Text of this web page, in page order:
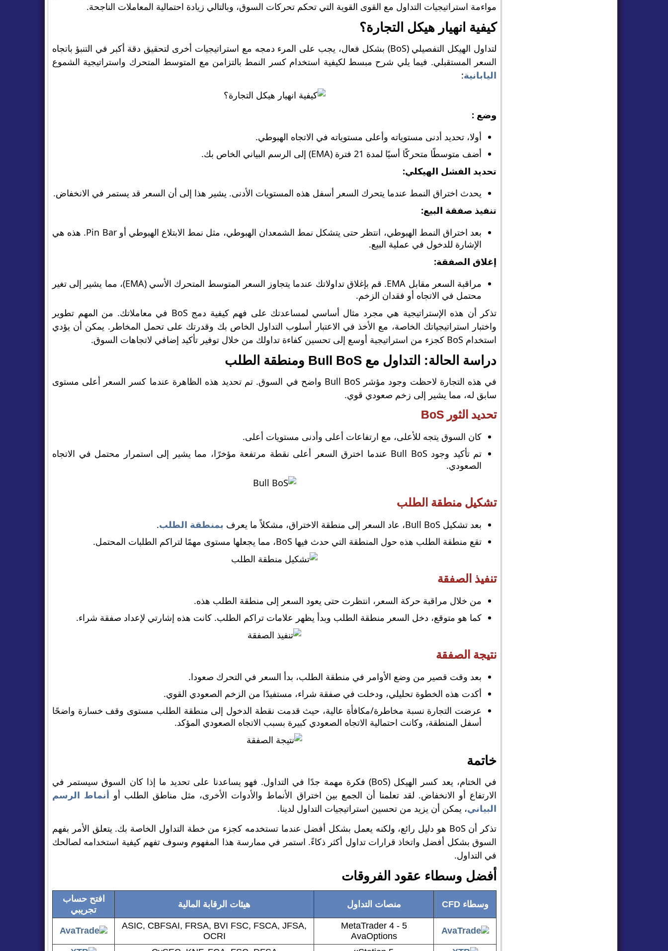
مواءمة استراتيجيات التداول مع القوى القوية التي تحكم تحركات السوق، وبالتالي زيادة احتمالية المعاملات الناجحة.
كيفية انهيار هيكل التجارة؟
لتداول الهيكل التفصيلي (BoS) بشكل فعال، يجب على المرء دمجه مع استراتيجيات أخرى لتحقيق دقة أكبر في التنبؤ باتجاه
السعر المستقبلي. فيما يلي شرح مبسط لكيفية استخدام كسر النمط بالتزامن مع المتوسط ​​المتحرك واستراتيجية الشموع
اليابانية:
وضع :
أولا، تحديد أدنى مستوياته وأعلى مستوياته في الاتجاه الهبوطي.
أضف متوسطًا متحركًا أسيًا لمدة 21 فترة (EMA) إلى الرسم البياني الخاص بك.
تحديد الفشل الهيكلي:
يحدث اختراق النمط عندما يتحرك السعر أسفل هذه المستويات الأدنى. يشير هذا إلى أن السعر قد يستمر في الانخفاض.
تنفيذ صفقة البيع:
بعد اختراق النمط الهبوطي، انتظر حتى يتشكل نمط الشمعدان الهبوطي، مثل نمط الابتلاع الهبوطي أو Pin Bar. هذه هي
الإشارة للدخول في عملية البيع.
إغلاق الصفقة:
مراقبة السعر مقابل EMA. قم بإغلاق تداولاتك عندما يتجاوز السعر المتوسط ​​المتحرك الأسي (EMA)، مما يشير إلى تغير
محتمل في الاتجاه أو فقدان الزخم.
تذكر أن هذه الإستراتيجية هي مجرد مثال أساسي لمساعدتك على فهم كيفية دمج BoS في معاملاتك. من المهم تطوير
واختبار استراتيجياتك الخاصة، مع الأخذ في الاعتبار أسلوب التداول الخاص بك وقدرتك على تحمل المخاطر. يمكن أن يؤدي
استخدام BoS كجزء من استراتيجية أوسع إلى تحسين كفاءة تداولك من خلال توفير تأكيد إضافي لاتجاهات السوق.
دراسة الحالة: التداول مع Bull BoS ومنطقة الطلب
في هذه التجارة لاحظت وجود مؤشر Bull BoS واضح في السوق. تم تحديد هذه الظاهرة عندما كسر السعر أعلى مستوى
سابق له، مما يشير إلى زخم صعودي قوي.
تحديد الثور BoS
كان السوق يتجه للأعلى، مع ارتفاعات أعلى وأدنى مستويات أعلى.
تم تأكيد وجود Bull BoS عندما اخترق السعر أعلى نقطة مرتفعة مؤخرًا، مما يشير إلى استمرار محتمل في الاتجاه
الصعودي.
تشكيل منطقة الطلب
بعد تشكيل Bull BoS، عاد السعر إلى منطقة الاختراق، مشكلاً ما يعرف بمنطقة الطلب.
تقع منطقة الطلب هذه حول المنطقة التي حدث فيها BoS، مما يجعلها مستوى مهمًا لتراكم الطلبات المحتمل.
تنفيذ الصفقة
من خلال مراقبة حركة السعر، انتظرت حتى يعود السعر إلى منطقة الطلب هذه.
كما هو متوقع، دخل السعر منطقة الطلب وبدأ يظهر علامات تراكم الطلب. كانت هذه إشارتي لإعداد صفقة شراء.
نتيجة الصفقة
بعد وقت قصير من وضع الأوامر في منطقة الطلب، بدأ السعر في التحرك صعودا.
أكدت هذه الخطوة تحليلي، ودخلت في صفقة شراء، مستفيدًا من الزخم الصعودي القوي.
عرضت التجارة نسبة مخاطرة/مكافأة عالية، حيث قدمت نقطة الدخول إلى منطقة الطلب مستوى وقف خسارة واضحًا
أسفل المنطقة، وكانت احتمالية الاتجاه الصعودي كبيرة بسبب الاتجاه الصعودي المؤكد.
خاتمة
في الختام، يعد كسر الهيكل (BoS) فكرة مهمة جدًا في التداول. فهو يساعدنا على تحديد ما إذا كان السوق سيستمر في
الارتفاع أو الانخفاض. لقد تعلمنا أن الجمع بين اختراق الأنماط والأدوات الأخرى، مثل مناطق الطلب أو أنماط الرسم
البياني، يمكن أن يزيد من تحسين استراتيجيات التداول لدينا.
تذكر أن BoS هو دليل رائع، ولكنه يعمل بشكل أفضل عندما تستخدمه كجزء من خطة التداول الخاصة بك. يتعلق الأمر بفهم
السوق بشكل أفضل واتخاذ قرارات تداول أكثر ذكاءً. استمر في ممارسة هذا المفهوم وسوف تفهم كيفية استخدامه لصالحك
في التداول.
أفضل وسطاء عقود الفروقات
وسطاء CFD منصات التداول هيئات الرقابة المالية
افتح حساب
تجريبي
MetaTrader 4 - 5
AvaOptions
ASIC, CBFSAI, FRSA, BVI FSC, FSCA, JFSA,
OCRI